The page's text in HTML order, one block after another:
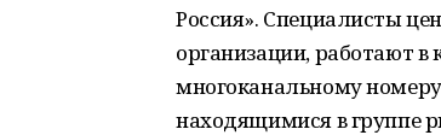
Россия». Специалисты
организации, работают
многоканальному
находящимися в группе